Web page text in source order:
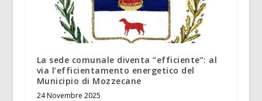
La sede comunale diventa “efficiente”: al
via l’efficientamento energetico del
Municipio di Mozzecane
24 Novembre 2025